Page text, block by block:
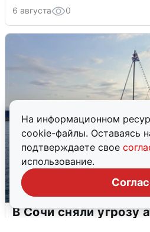
На информационном
cookie-файлы. Оставаясь
подтверждаете свое
использование.
6 августа 0
В Сочи сняли угрозу